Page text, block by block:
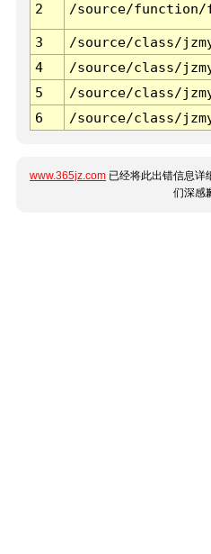
2 /source/function/
3 /source/class/
4
/source/class/
5
/source/class/
6
/source/class/
www.365jz.com 已经将此出错信息详
们深感